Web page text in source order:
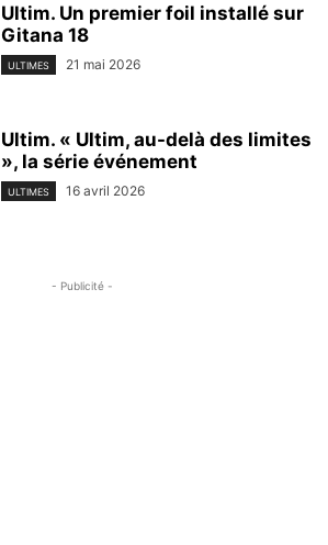
Ultim. Un premier foil installé sur
Gitana 18
ULTIMES 21 mai 2026
Ultim. « Ultim, au-delà des limites
», la série événement
ULTIMES 16 avril 2026
- Publicité -